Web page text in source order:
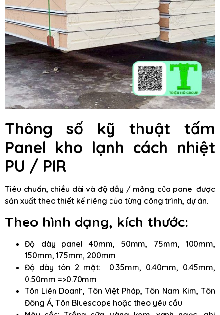
Thông số kỹ thuật tấm
Panel kho lạnh cách nhiệt
PU / PIR
Tiêu chuẩn, chiều dài và độ dầy / mỏng của panel được
sản xuất theo thiết kế riêng của từng công trình, dự án.
Theo hình dạng, kích thước:
Độ dày panel 40mm, 50mm, 75mm, 100mm,
150mm, 175mm, 200mm
Độ dày tôn 2 mặt: 0.35mm, 0.40mm, 0.45mm,
0.50mm =>0.70mm
Tôn Liên Doanh, Tôn Việt Pháp, Tôn Nam Kim, Tôn
Đông Á, Tôn Bluescope hoặc theo yêu cầu